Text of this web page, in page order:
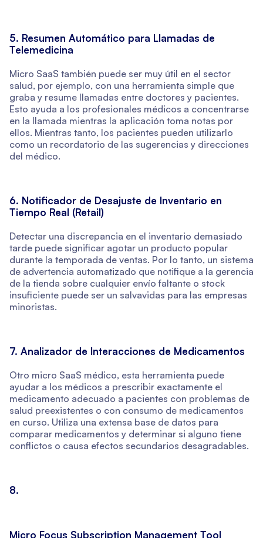
5. Resumen Automático para Llamadas de
Telemedicina
Micro SaaS también puede ser muy útil en el sector
salud, por ejemplo, con una herramienta simple que
graba y resume llamadas entre doctores y pacientes.
Esto ayuda a los profesionales médicos a concentrarse
en la llamada mientras la aplicación toma notas por
ellos. Mientras tanto, los pacientes pueden utilizarlo
como un recordatorio de las sugerencias y direcciones
del médico.
6. Notificador de Desajuste de Inventario en
Tiempo Real (Retail)
Detectar una discrepancia en el inventario demasiado
tarde puede significar agotar un producto popular
durante la temporada de ventas. Por lo tanto, un sistema
de advertencia automatizado que notifique a la gerencia
de la tienda sobre cualquier envío faltante o stock
insuficiente puede ser un salvavidas para las empresas
minoristas.
7. Analizador de Interacciones de Medicamentos
Otro micro SaaS médico, esta herramienta puede
ayudar a los médicos a prescribir exactamente el
medicamento adecuado a pacientes con problemas de
salud preexistentes o con consumo de medicamentos
en curso. Utiliza una extensa base de datos para
comparar medicamentos y determinar si alguno tiene
conflictos o causa efectos secundarios desagradables.
8.
Micro Focus Subscription Management Tool